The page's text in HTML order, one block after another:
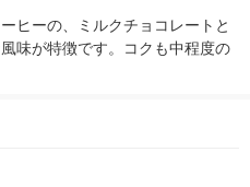
ヒーの、ミルクチョコレートと
味が特徴です。コクも中程度の